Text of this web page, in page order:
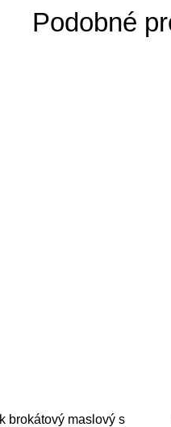
brokátový maslový s